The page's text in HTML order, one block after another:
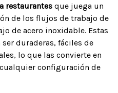
restaurantes que juega un
de los flujos de trabajo de
de acero inoxidable. Estas
duraderas, fáciles de
lo que las convierte en
configuración de